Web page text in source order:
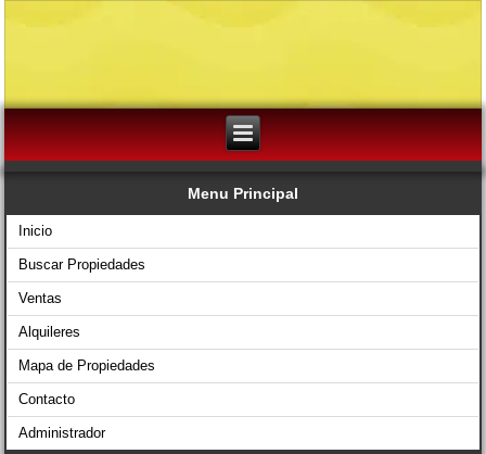
Menu Principal
Inicio
Buscar Propiedades
Ventas
Alquileres
Mapa de Propiedades
Contacto
Administrador